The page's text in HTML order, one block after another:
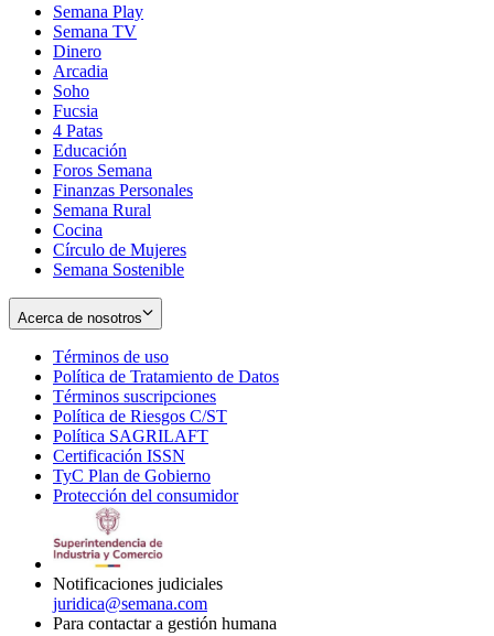
Semana Play
Semana TV
Dinero
Arcadia
Soho
in
new
window
Fucsia
in
new
window
4 Patas
Educación
Foros Semana
Finanzas Personales
Semana Rural
Cocina
Círculo de Mujeres
Semana Sostenible
Acerca de nosotros
Términos de uso
in
new
window
Política de Tratamiento de Datos
Términos suscripciones
in
Política de Riesgos C/ST
Política SAGRILAFT
new
window
Certificación ISSN
in
new
TyC Plan de Gobierno
in
Protección del consumidorOpens
Notificaciones judiciales
juridica@semana.com
Para contactar a gestión humana